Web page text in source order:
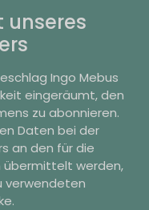
unseres
Ingo Mebus
eingeräumt, den
zu abonnieren.
Daten bei der
an den für die
übermittelt werden,
verwendeten